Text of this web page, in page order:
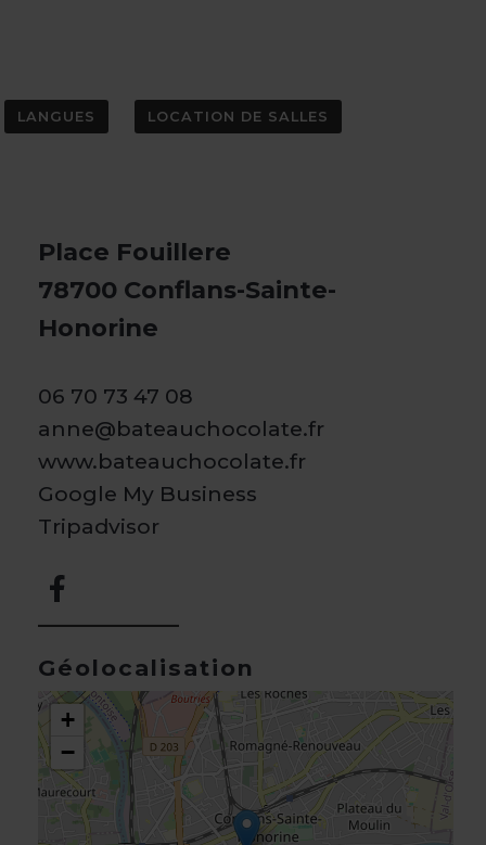
LANGUES LOCATION DE SALLES
Place Fouillere
78700 Conflans-Sainte-
Honorine
06 70 73 47 08
anne@bateauchocolate.fr
www.bateauchocolate.fr
Google My Business
Tripadvisor
Géolocalisation
+
−